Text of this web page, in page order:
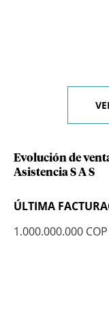
Evolución de
Asistencia S A S
ÚLTIMA
1.000.000.000 COP